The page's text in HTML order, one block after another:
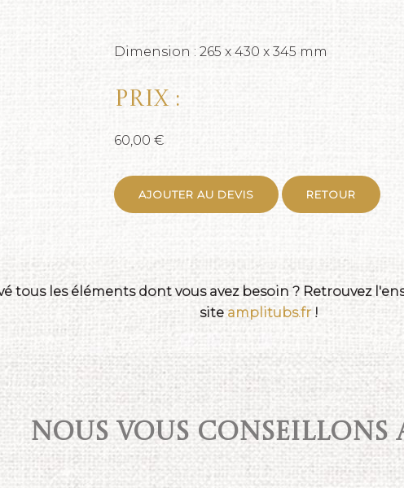
Dimension : 265 x 430 x 345 mm
Prix :
60,00 €
AJOUTER AU DEVIS RETOUR
tous les éléments dont vous avez besoin ? Retrouvez
siteamplitubs.fr !
NOUS VOUS CONSEILLONS